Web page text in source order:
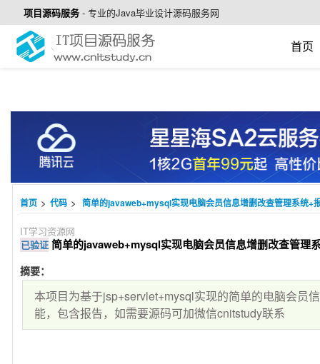
项目源码服务 - 专业的Java毕业设计源码服务网
首页
首页 > 代码 > 简单的javaweb+mysql实现电脑会员信息增删改查管理系统+
IT学习资源网
已验证 简单的javaweb+mysql实现电脑会员信息增删改查管理
摘要：
本项目为基于jsp+servlet+mysql实现的简单的电脑会员
能，包含报告，如需要源码可加微信cnitstudy联系